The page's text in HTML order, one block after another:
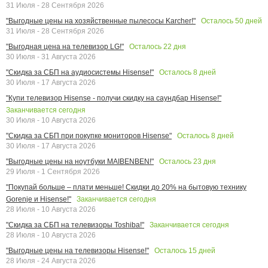
31 Июля - 28 Сентября 2026
"Выгодные цены на хозяйственные пылесосы Karcher!"
Осталось 50 дней
31 Июля - 28 Сентября 2026
"Выгодная цена на телевизор LG!"
Осталось 22 дня
30 Июля - 31 Августа 2026
"Скидка за СБП на аудиосистемы Hisense!"
Осталось 8 дней
30 Июля - 17 Августа 2026
"Купи телевизор Hisense - получи скидку на саундбар Hisense!"
Заканчивается сегодня
30 Июля - 10 Августа 2026
"Скидка за СБП при покупке мониторов Hisense"
Осталось 8 дней
30 Июля - 17 Августа 2026
"Выгодные цены на ноутбуки MAIBENBEN!"
Осталось 23 дня
29 Июля - 1 Сентября 2026
"Покупай больше – плати меньше! Скидки до 20% на бытовую технику
Gorenje и Hisense!"
Заканчивается сегодня
28 Июля - 10 Августа 2026
"Скидка за СБП на телевизоры Toshiba!"
Заканчивается сегодня
28 Июля - 10 Августа 2026
"Выгодные цены на телевизоры Hisense!"
Осталось 15 дней
28 Июля - 24 Августа 2026